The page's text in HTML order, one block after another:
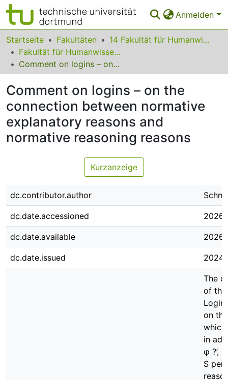
Anmelden
Bereiche & Sammlungen
Das gesamte Repositorium
Leitlinien
Zurück zur Startseite
Startseite Fakultäten
14 Fakultät für Humanwissenschaften und Theologie
Fakultät für Humanwissenschaften und Theologie
Comment on logins – on the connection between normative explanatory reasons and normative reasoning reasons
Comment on logins – on the
connection between normative
explanatory reasons and
normative reasoning reasons
Kurzanzeige
dc.contributor.author
dc.date.accessioned
dc.date.available
dc.date.issued
The
of
on
in
φ ?’,
S